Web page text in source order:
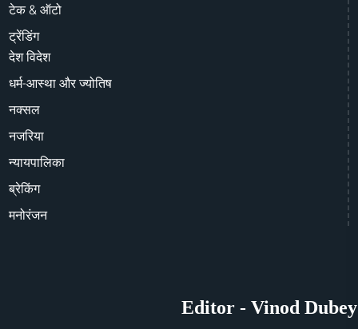
टेक & ऑटो
ट्रेंडिंग
देश विदेश
धर्म-आस्था और ज्योतिष
नक्सल
नजरिया
न्यायपालिका
ब्रेकिंग
मनोरंजन
Editor - Vinod Dubey